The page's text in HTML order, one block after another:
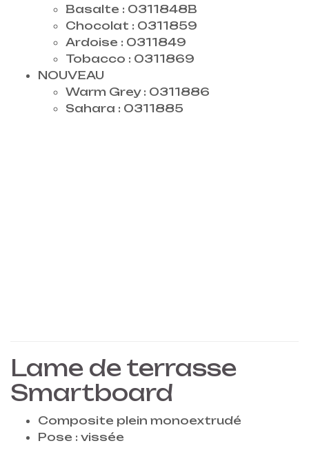
Basalte : 0311848B
Chocolat : 0311859
Ardoise : 0311849
Tobacco : 0311869
NOUVEAU
Warm Grey : 0311886
Sahara : 0311885
Lame de terrasse
Smartboard
Composite plein monoextrudé
Pose : vissée